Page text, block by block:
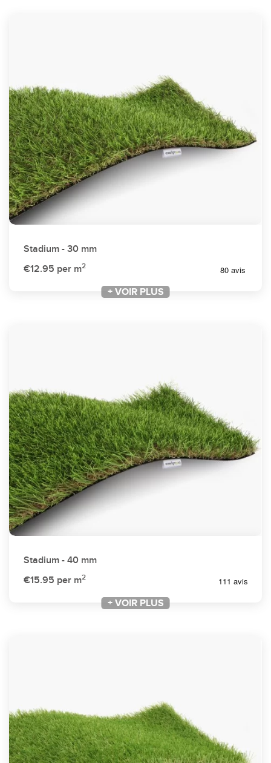
Stadium - 30 mm
€12.95 per m2
+ VOIR PLUS
+ VOIR PLUS
Stadium - 40 mm
€15.95 per m2
+ VOIR PLUS
+ VOIR PLUS